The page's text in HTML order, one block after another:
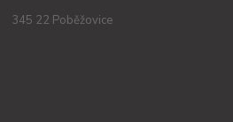
345 22 Poběžovice